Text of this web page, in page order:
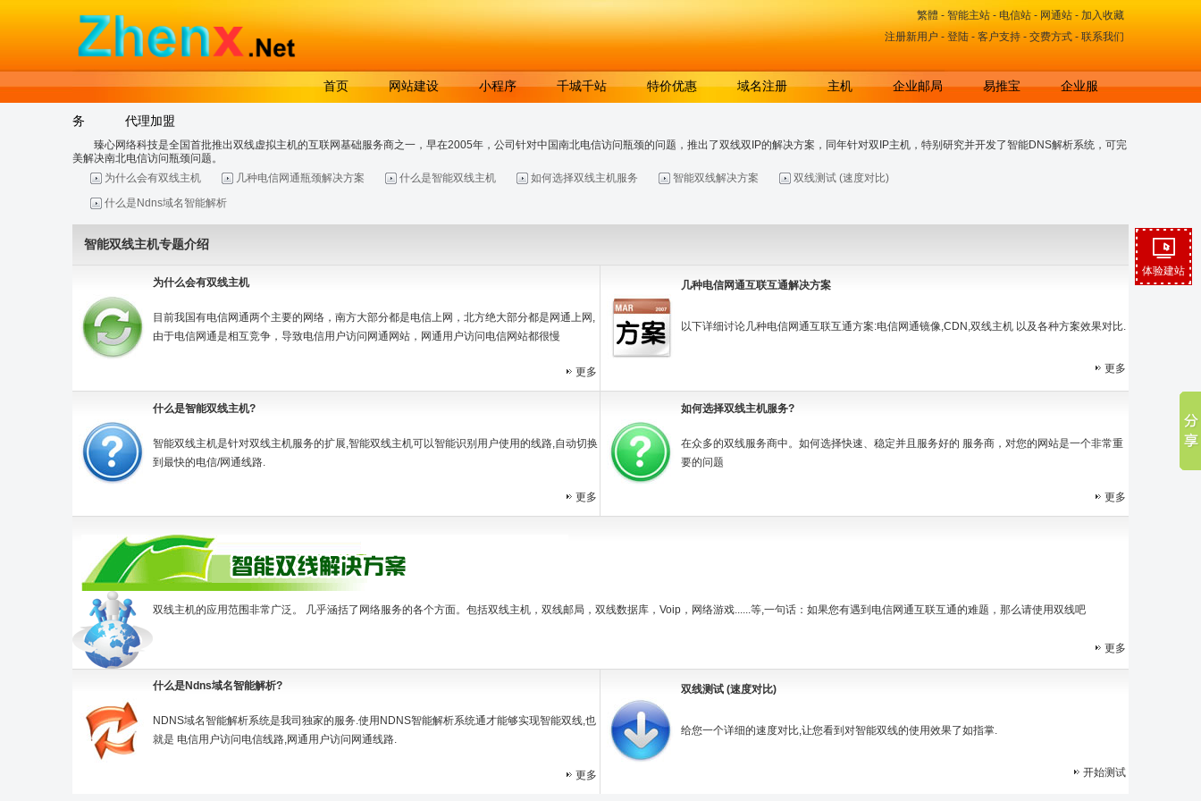
繁體 - 智能主站 - 电信站 - 网通站 - 加入收藏
注册新用户 - 登陆 - 客户支持 - 交费方式 - 联系我们
首页 网站建设 小程序 千城千站 特价优惠 域名注册 主机 企业邮局 易推宝 企业服
务 代理加盟
臻心网络科技是全国首批推出双线虚拟主机的互联网基础服务商之一，早在2005年，公司针对中国南北电信访问瓶颈的问题，推出了双线双IP的解决方案，同年针对双IP主机，特别研究并开发了智能DNS解析系统，可完
美解决南北电信访问瓶颈问题。
为什么会有双线主机
几种电信网通瓶颈解决方案 什么是智能双线主机 如何选择双线主机服务 智能双线解决方案
双线测试 (速度对比)
什么是Ndns域名智能解析
智能双线主机专题介绍
为什么会有双线主机
目前我国有电信网通两个主要的网络，南方大部分都是电信上网，北方绝大部分都是网通上网,
由于电信网通是相互竞争，导致电信用户访问网通网站，网通用户访问电信网站都很慢
更多
几种电信网通互联互通解决方案
以下详细讨论几种电信网通互联互通方案:电信网通镜像,CDN,双线主机 以及各种方案效果对比.
更多
什么是智能双线主机?
智能双线主机是针对双线主机服务的扩展,智能双线主机可以智能识别用户使用的线路,自动切换
到最快的电信/网通线路.
更多
如何选择双线主机服务?
在众多的双线服务商中。如何选择快速、稳定并且服务好的 服务商，对您的网站是一个非常重
要的问题
更多
双线主机的应用范围非常广泛。 几乎涵括了网络服务的各个方面。包括双线主机，双线邮局，双线数据库，Voip，网络游戏......等,一句话：如果您有遇到电信网通互联互通的难题，那么请使用双线吧
更多
什么是Ndns域名智能解析?
NDNS域名智能解析系统是我司独家的服务.使用NDNS智能解析系统通才能够实现智能双线,也
就是 电信用户访问电信线路,网通用户访问网通线路.
更多
双线测试 (速度对比)
给您一个详细的速度对比,让您看到对智能双线的使用效果了如指掌.
开始测试
体验建站